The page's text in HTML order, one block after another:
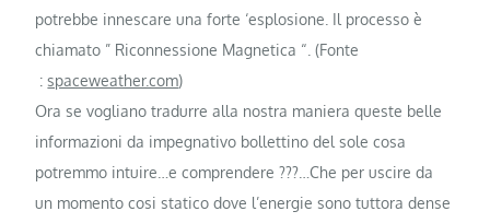
potrebbe innescare una forte ‘esplosione. Il processo è
chiamato ” Riconnessione Magnetica “. (Fonte
:spaceweather.com)
Ora se vogliano tradurre alla nostra maniera queste belle
informazioni da impegnativo bollettino del sole cosa
potremmo intuire…e comprendere ???…Che per uscire da
un momento cosi statico dove l’energie sono tuttora dense